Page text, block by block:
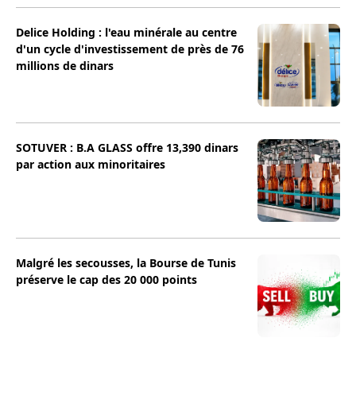
Delice Holding : l'eau minérale au centre
d'un cycle d'investissement de près de 76
millions de dinars
SOTUVER : B.A GLASS offre 13,390 dinars
par action aux minoritaires
Malgré les secousses, la Bourse de Tunis
préserve le cap des 20 000 points